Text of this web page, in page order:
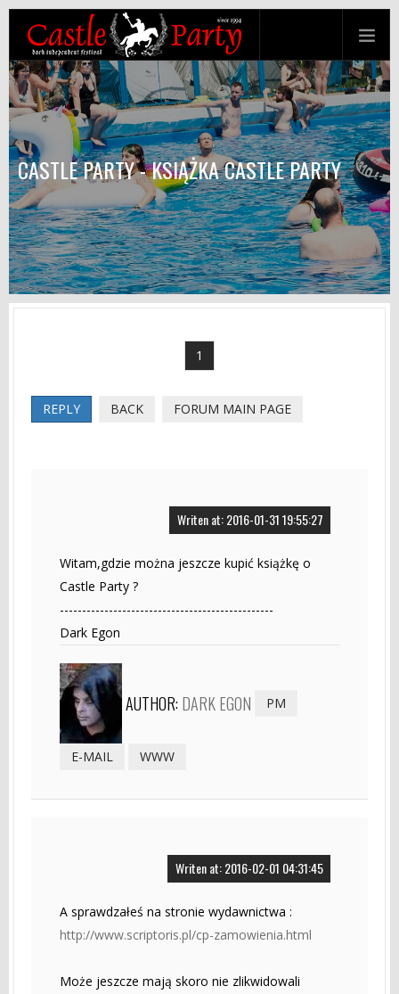
CASTLE PARTY - KSIĄŻKA CASTLE PARTY
1
REPLY BACK FORUM MAIN PAGE
Writen at: 2016-01-31 19:55:27
Witam,gdzie można jeszcze kupić książkę o
Castle Party ?
------------------------------------------------
Dark Egon
AUTHOR: DARK EGON PM
E-MAIL WWW
Writen at: 2016-02-01 04:31:45
A sprawdzałeś na stronie wydawnictwa :
http://www.scriptoris.pl/cp-zamowienia.html
Może jeszcze mają skoro nie zlikwidowali